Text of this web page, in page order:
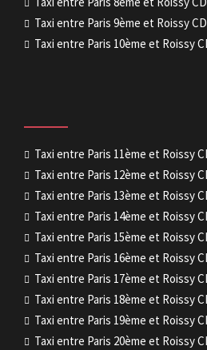
Taxi entre Paris 9ème et Roissy
Taxi entre Paris 10ème et Roissy
Taxi entre Paris 11ème et Roissy
Taxi entre Paris 12ème et Roissy
Taxi entre Paris 13ème et Roissy
Taxi entre Paris 14ème et Roissy
Taxi entre Paris 15ème et Roissy
Taxi entre Paris 16ème et Roissy
Taxi entre Paris 17ème et Roissy
Taxi entre Paris 18ème et Roissy
Taxi entre Paris 19ème et Roissy
Taxi entre Paris 20ème et Roissy